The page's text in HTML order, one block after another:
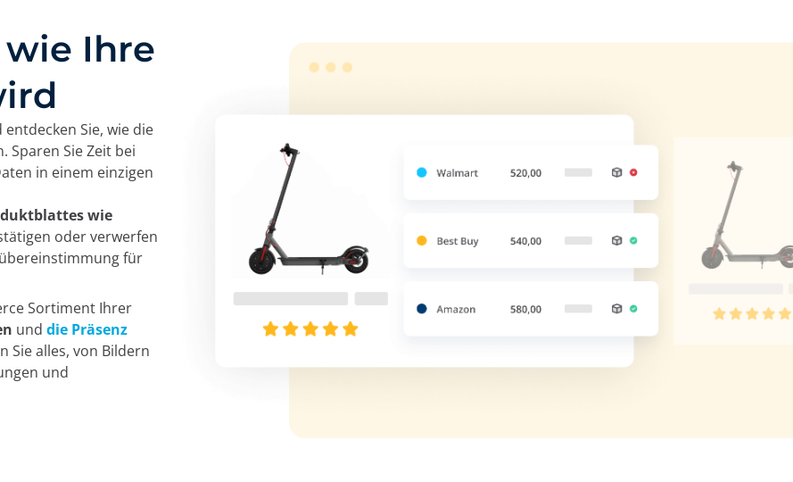
wie Ihre
Sie, wie die
Sparen Sie Zeit bei
in einem einzigen
wie
oder verwerfen
für
Sortiment Ihrer
und die Präsenz
Sie alles, von Bildern
und